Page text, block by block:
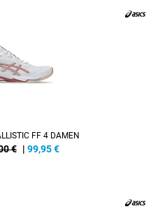
FF 4 DAMEN
€ | 99,95€